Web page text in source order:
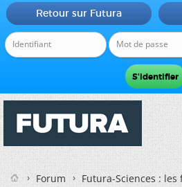
Retour sur Futura
Forum
Futura-Sciences :